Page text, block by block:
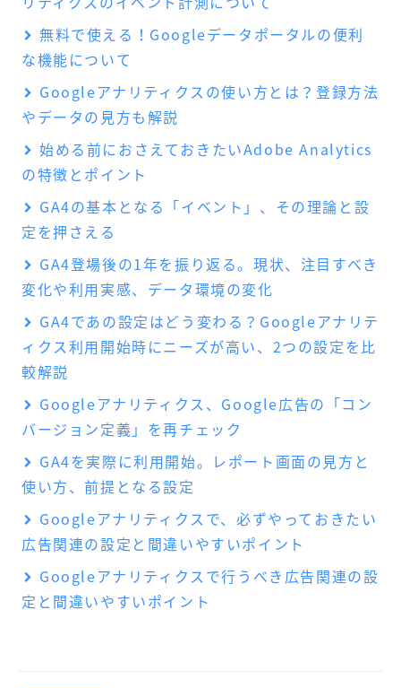
無料で使える！Googleデータポータルの便利
な機能について
Googleアナリティクスの使い方とは？登録方法
やデータの見方も解説
始める前におさえておきたいAdobe Analytics
の特徴とポイント
GA4の基本となる「イベント」、その理論と設
定を押さえる
GA4登場後の1年を振り返る。現状、注目すべき
変化や利用実感、データ環境の変化
GA4であの設定はどう変わる？Googleアナリテ
ィクス利用開始時にニーズが高い、2つの設定を比
較解説
Googleアナリティクス、Google広告の「コン
バージョン定義」を再チェック
GA4を実際に利用開始。レポート画面の見方と
使い方、前提となる設定
Googleアナリティクスで、必ずやっておきたい
広告関連の設定と間違いやすいポイント
Googleアナリティクスで行うべき広告関連の設
定と間違いやすいポイント